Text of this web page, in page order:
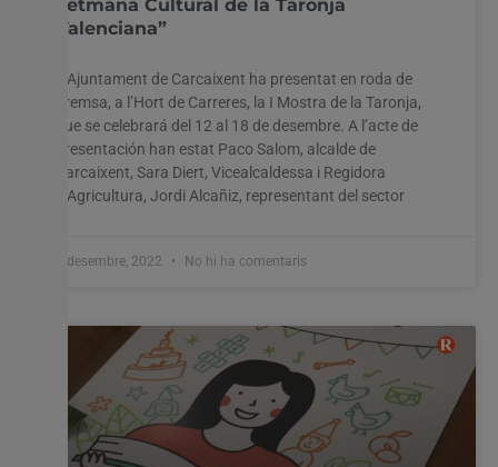
Setmana Cultural de la Taronja
Valenciana”
L’Ajuntament de Carcaixent ha presentat en roda de
premsa, a l’Hort de Carreres, la I Mostra de la Taronja,
que se celebrará del 12 al 18 de desembre. A l’acte de
presentación han estat Paco Salom, alcalde de
Carcaixent, Sara Diert, Vicealcaldessa i Regidora
d’Agricultura, Jordi Alcañiz, representant del sector
2 desembre, 2022 No hi ha comentaris